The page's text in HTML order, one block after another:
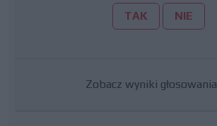
TAK NIE
Zobacz wyniki głosowania